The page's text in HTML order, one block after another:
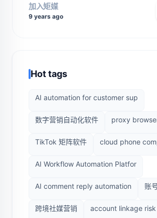
加入矩媒
9 years ago
Hot tags
AI automation for customer sup
数字营销自动化软件 proxy
TikTok 矩阵软件 cloud phone
AI Workflow Automation Platfor
AI comment reply automation 账
跨境社媒营销 account linkage risk